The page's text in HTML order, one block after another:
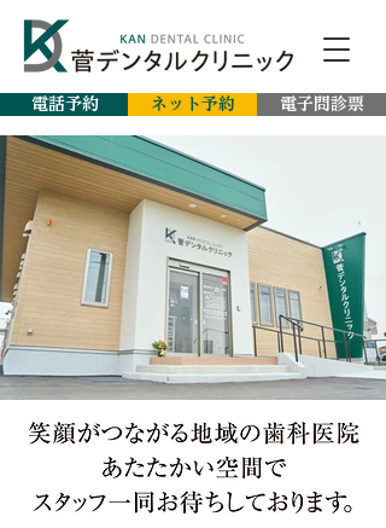
電話予約 ネット予約 電子問診票